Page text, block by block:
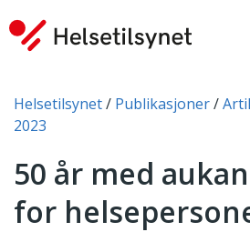
Du er her:
Helsetilsynet Publikasjoner
2023
50 år med
for